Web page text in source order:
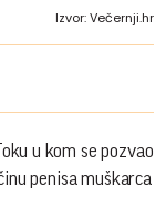
Izvor: Večernji.hr
u kom se pozvao
penisa muškarca